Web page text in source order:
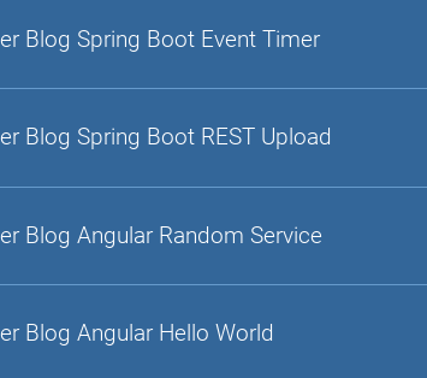
Blog Spring Boot Event Timer
Blog Spring Boot REST Upload
Blog Angular Random Service
Blog Angular Hello World